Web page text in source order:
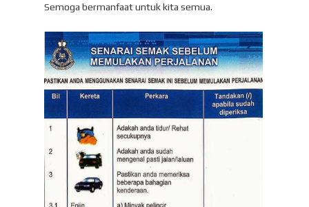
Semoga bermanfaat untuk kita semua.